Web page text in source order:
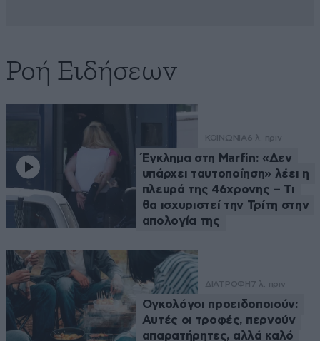
Ροή Ειδήσεων
ΚΟΙΝΩΝΙΑ6 λ. πριν
Έγκλημα στη Marfin: «Δεν
υπάρχει ταυτοποίηση» λέει η
πλευρά της 46χρονης – Τι
θα ισχυριστεί την Τρίτη στην
απολογία της
ΔΙΑΤΡΟΦΗ7 λ. πριν
Ογκολόγοι προειδοποιούν:
Αυτές οι τροφές, περνούν
απαρατήρητες, αλλά καλό